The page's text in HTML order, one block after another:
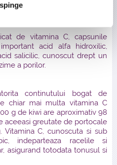
de vitamina C, capsunile
acid alfa hidroxilic,
salicilic, cunoscut drept un
a porilor.
continutului bogat de
chiar mai multa vitamina C
g de kiwi are aproximativ 98
aceeasi greutate de portocale
Vitamina C, cunoscuta si sub
indeparteaza racelile si
asigurand totodata tonusul si